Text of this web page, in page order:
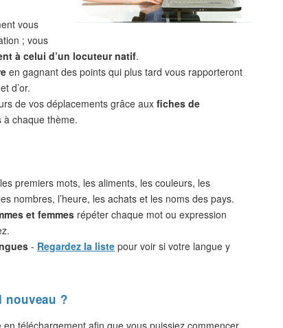
vous
; vous
à celui d’un locuteur natif.
en gagnant des points qui plus tard vous rapporteront
d’or.
de vos déplacements grâce aux fiches de
à chaque thème.
premiers mots, les aliments, les couleurs, les
nombres, l’heure, les achats et les noms des pays.
et femmes répéter chaque mot ou expression
- Regardez la liste pour voir si votre langue y
nouveau ?
en téléchargement afin que vous puissiez commencer